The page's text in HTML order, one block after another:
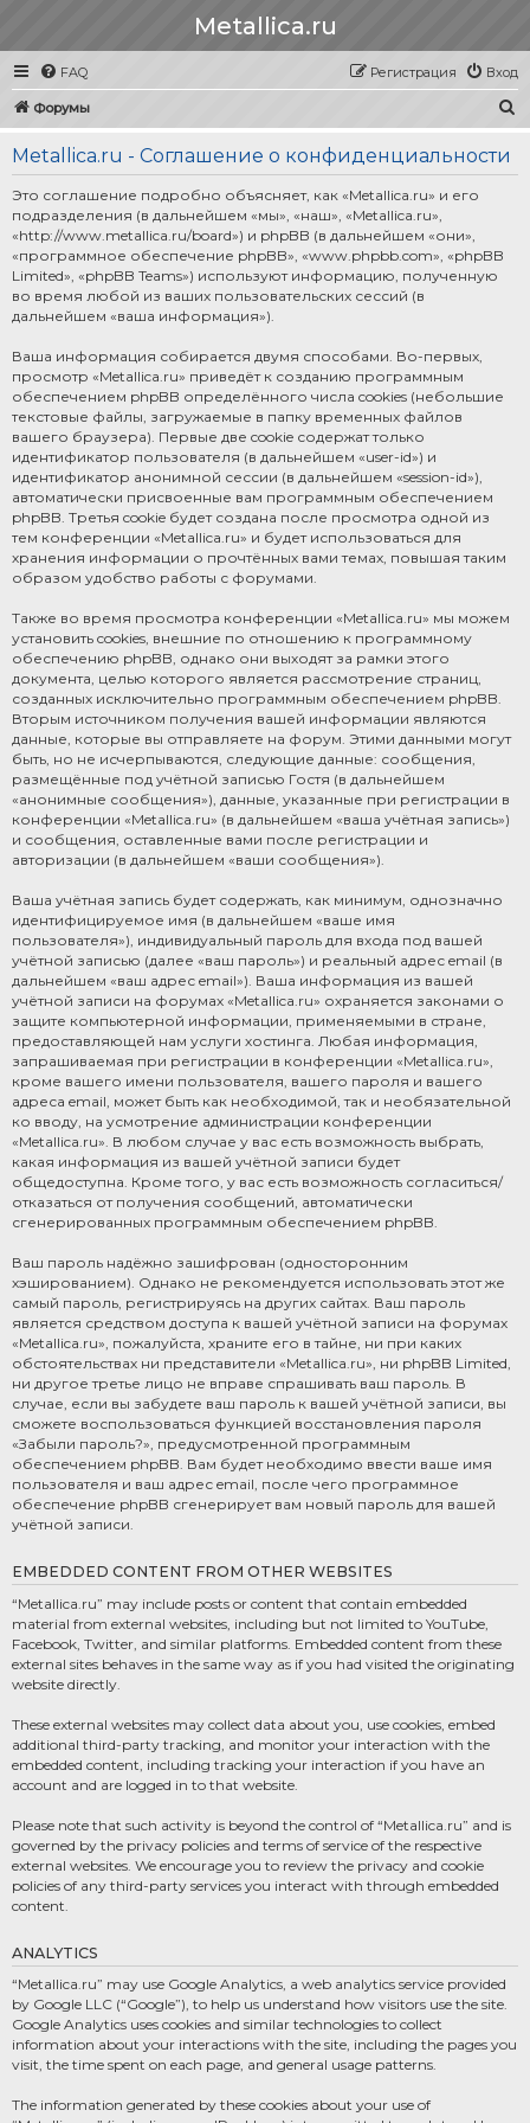
Metallica.ru
FAQ Вход
Регистрация
Форумы
Metallica.ru - Соглашение о конфиденциальности
Это соглашение подробно объясняет, как «Metallica.ru» и его
подразделения (в дальнейшем «мы», «наш», «Metallica.ru»,
«http://www.metallica.ru/board») и phpBB (в дальнейшем «они»,
«программное обеспечение phpBB», «www.phpbb.com», «phpBB
Limited», «phpBB Teams») используют информацию, полученную
во время любой из ваших пользовательских сессий (в
дальнейшем «ваша информация»).
Ваша информация собирается двумя способами. Во-первых,
просмотр «Metallica.ru» приведёт к созданию программным
обеспечением phpBB определённого числа cookies (небольшие
текстовые файлы, загружаемые в папку временных файлов
вашего браузера). Первые две cookie содержат только
идентификатор пользователя (в дальнейшем «user-id») и
идентификатор анонимной сессии (в дальнейшем «session-id»),
автоматически присвоенные вам программным обеспечением
phpBB. Третья cookie будет создана после просмотра одной из
тем конференции «Metallica.ru» и будет использоваться для
хранения информации о прочтённых вами темах, повышая таким
образом удобство работы с форумами.
Также во время просмотра конференции «Metallica.ru» мы можем
установить cookies, внешние по отношению к программному
обеспечению phpBB, однако они выходят за рамки этого
документа, целью которого является рассмотрение страниц,
созданных исключительно программным обеспечением phpBB.
Вторым источником получения вашей информации являются
данные, которые вы отправляете на форум. Этими данными могут
быть, но не исчерпываются, следующие данные: сообщения,
размещённые под учётной записью Гостя (в дальнейшем
«анонимные сообщения»), данные, указанные при регистрации в
конференции «Metallica.ru» (в дальнейшем «ваша учётная запись»)
и сообщения, оставленные вами после регистрации и
авторизации (в дальнейшем «ваши сообщения»).
Ваша учётная запись будет содержать, как минимум, однозначно
идентифицируемое имя (в дальнейшем «ваше имя
пользователя»), индивидуальный пароль для входа под вашей
учётной записью (далее «ваш пароль») и реальный адрес email (в
дальнейшем «ваш адрес email»). Ваша информация из вашей
учётной записи на форумах «Metallica.ru» охраняется законами о
защите компьютерной информации, применяемыми в стране,
предоставляющей нам услуги хостинга. Любая информация,
запрашиваемая при регистрации в конференции «Metallica.ru»,
кроме вашего имени пользователя, вашего пароля и вашего
адреса email, может быть как необходимой, так и необязательной
ко вводу, на усмотрение администрации конференции
«Metallica.ru». В любом случае у вас есть возможность выбрать,
какая информация из вашей учётной записи будет
общедоступна. Кроме того, у вас есть возможность согласиться/
отказаться от получения сообщений, автоматически
сгенерированных программным обеспечением phpBB.
Ваш пароль надёжно зашифрован (односторонним
хэшированием). Однако не рекомендуется использовать этот же
самый пароль, регистрируясь на других сайтах. Ваш пароль
является средством доступа к вашей учётной записи на форумах
«Metallica.ru», пожалуйста, храните его в тайне, ни при каких
обстоятельствах ни представители «Metallica.ru», ни phpBB Limited,
ни другое третье лицо не вправе спрашивать ваш пароль. В
случае, если вы забудете ваш пароль к вашей учётной записи, вы
сможете воспользоваться функцией восстановления пароля
«Забыли пароль?», предусмотренной программным
обеспечением phpBB. Вам будет необходимо ввести ваше имя
пользователя и ваш адрес email, после чего программное
обеспечение phpBB сгенерирует вам новый пароль для вашей
учётной записи.
EMBEDDED CONTENT FROM OTHER WEBSITES
“Metallica.ru” may include posts or content that contain embedded
material from external websites, including but not limited to YouTube,
Facebook, Twitter, and similar platforms. Embedded content from these
external sites behaves in the same way as if you had visited the originating
website directly.
These external websites may collect data about you, use cookies, embed
additional third-party tracking, and monitor your interaction with the
embedded content, including tracking your interaction if you have an
account and are logged in to that website.
Please note that such activity is beyond the control of “Metallica.ru” and is
governed by the privacy policies and terms of service of the respective
external websites. We encourage you to review the privacy and cookie
policies of any third-party services you interact with through embedded
content.
ANALYTICS
“Metallica.ru” may use Google Analytics, a web analytics service provided
by Google LLC (“Google”), to help us understand how visitors use the site.
Google Analytics uses cookies and similar technologies to collect
information about your interactions with the site, including the pages you
visit, the time spent on each page, and general usage patterns.
The information generated by these cookies about your use of